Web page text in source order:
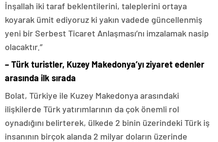
İnşallah iki taraf beklentilerini, taleplerini ortaya
koyarak ümit ediyoruz ki yakın vadede güncellenmiş
yeni bir Serbest Ticaret Anlaşması’nı imzalamak nasip
olacaktır.”
– Türk turistler, Kuzey Makedonya’yı ziyaret edenler
arasında ilk sırada
Bolat, Türkiye ile Kuzey Makedonya arasındaki
ilişkilerde Türk yatırımlarının da çok önemli rol
oynadığını belirterek, ülkede 2 binin üzerindeki Türk iş
insanının birçok alanda 2 milyar doların üzerinde